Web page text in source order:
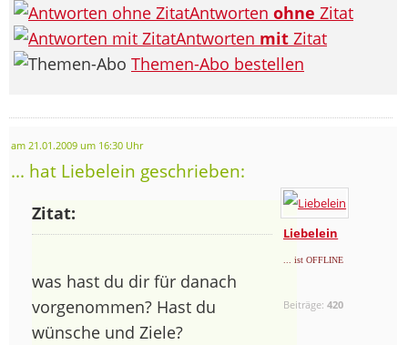
Antworten ohne Zitat
Antworten mit Zitat
Themen-Abo bestellen
am 21.01.2009 um 16:30 Uhr
... hat Liebelein geschrieben:
Liebelein
... ist OFFLINE
Beiträge:420
Zitat:
was hast du dir für danach
vorgenommen? Hast du
wünsche und Ziele?